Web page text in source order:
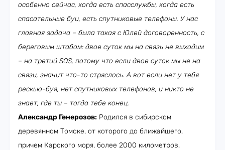
особенно сейчас, когда есть спасслужбы, когда есть
спасательные буи, есть спутниковые телефоны. У нас
главная задача – была такая с Юлей договоренность, с
береговым штабом: двое суток мы на связь не выходим
– на третий SOS, потому что если двое суток мы не на
связи, значит что-то стряслось. А вот если нет у тебя
рескью-буя, нет спутниковых телефонов, и никто не
знает, где ты – тогда тебе конец.
Александр Генерозов: Родился в сибирском
деревянном Томске, от которого до ближайшего,
причем Карского моря, более 2000 километров,